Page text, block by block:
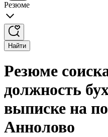
Резюме
Найти
Резюме
должность
выписке на
Аннолово